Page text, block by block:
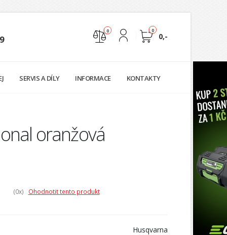
0
0,-
0
SERVIS A DÍLY INFORMACE KONTAKTY
oranžová
(0x) Ohodnotit tento produkt
Husqvarna